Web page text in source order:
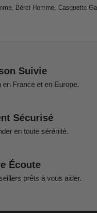
Béret Homme Casquette
Suivie
en France et en Europe.
Sécurisé
en toute sérénité.
Écoute
prêts à vous aider.